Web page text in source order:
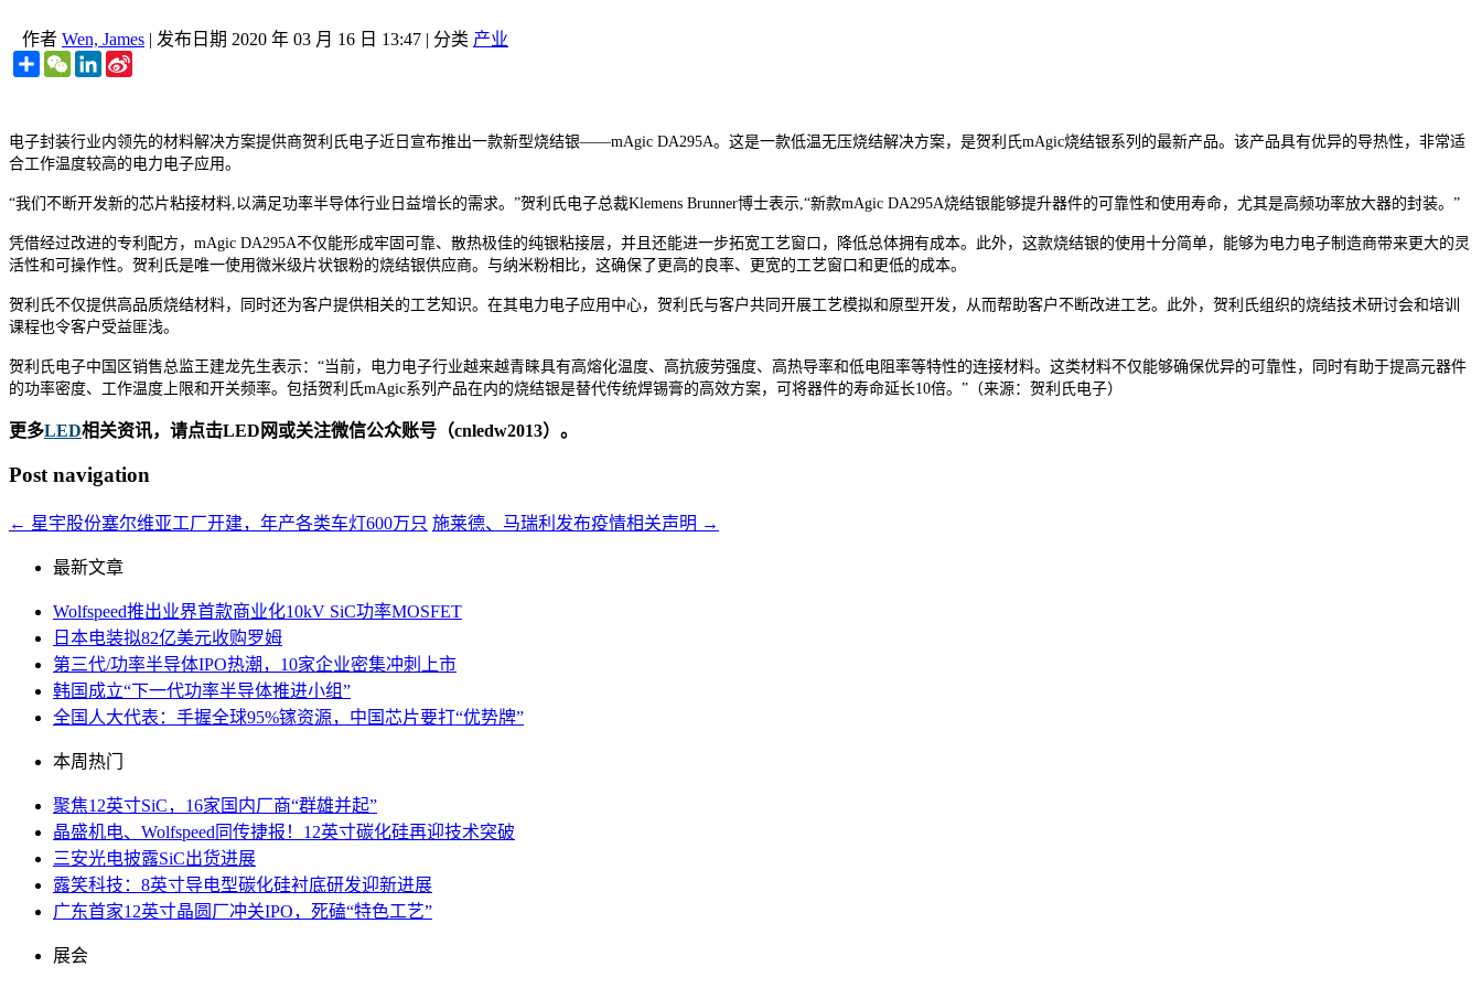
作者 Wen, James | 发布日期 2020 年 03 月 16 日 13:47 | 分类 产业
ShareWeChatLinkedIn
电子封装行业内领先的材料解决方案提供商贺利氏电子近日宣布推出一款新型烧结银——mAgic DA295A。这是一款低温无压烧结解决方案，是贺利氏mAgic烧结银系列的最新产品。该产品具有优异的导热性，非常适
合工作温度较高的电力电子应用。
“我们不断开发新的芯片粘接材料,以满足功率半导体行业日益增长的需求。”贺利氏电子总裁Klemens Brunner博士表示,“新款mAgic DA295A烧结银能够提升器件的可靠性和使用寿命，尤其是高频功率放大器的封装。”
凭借经过改进的专利配方，mAgic DA295A不仅能形成牢固可靠、散热极佳的纯银粘接层，并且还能进一步拓宽工艺窗口，降低总体拥有成本。此外，这款烧结银的使用十分简单，能够为电力电子制造商带来更大的灵
活性和可操作性。贺利氏是唯一使用微米级片状银粉的烧结银供应商。与纳米粉相比，这确保了更高的良率、更宽的工艺窗口和更低的成本。
贺利氏不仅提供高品质烧结材料，同时还为客户提供相关的工艺知识。在其电力电子应用中心，贺利氏与客户共同开展工艺模拟和原型开发，从而帮助客户不断改进工艺。此外，贺利氏组织的烧结技术研讨会和培训
课程也令客户受益匪浅。
贺利氏电子中国区销售总监王建龙先生表示：“当前，电力电子行业越来越青睐具有高熔化温度、高抗疲劳强度、高热导率和低电阻率等特性的连接材料。这类材料不仅能够确保优异的可靠性，同时有助于提高元器件
的功率密度、工作温度上限和开关频率。包括贺利氏mAgic系列产品在内的烧结银是替代传统焊锡膏的高效方案，可将器件的寿命延长10倍。”（来源：贺利氏电子）
更多LED相关资讯，请点击LED网或关注微信公众账号（cnledw2013）。
Post navigation
← 星宇股份塞尔维亚工厂开建，年产各类车灯600万只 施莱德、马瑞利发布疫情相关声明 →
最新文章
Wolfspeed推出业界首款商业化10kV SiC功率MOSFET
日本电装拟82亿美元收购罗姆
第三代/功率半导体IPO热潮，10家企业密集冲刺上市
韩国成立“下一代功率半导体推进小组”
全国人大代表：手握全球95%镓资源，中国芯片要打“优势牌”
本周热门
聚焦12英寸SiC，16家国内厂商“群雄并起”
晶盛机电、Wolfspeed同传捷报！12英寸碳化硅再迎技术突破
三安光电披露SiC出货进展
露笑科技：8英寸导电型碳化硅衬底研发迎新进展
广东首家12英寸晶圆厂冲关IPO，死磕“特色工艺”
展会